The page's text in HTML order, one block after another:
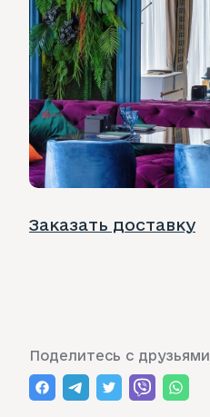
Заказать доставку
Поделитесь с друзьями